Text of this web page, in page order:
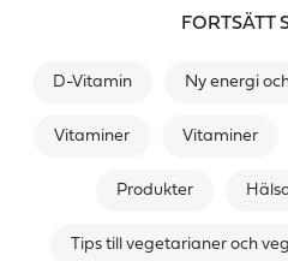
FORTSÄTT
D-Vitamin Ny energi
Vitaminer Vitaminer
Produkter
Tips till vegetarianer och